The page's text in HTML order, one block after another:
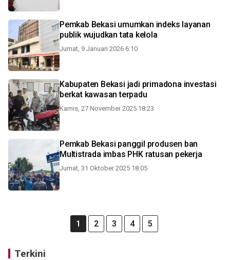
Pemkab Bekasi umumkan indeks layanan
publik wujudkan tata kelola
Jumat, 9 Januari 2026 6:10
Kabupaten Bekasi jadi primadona investasi
berkat kawasan terpadu
Kamis, 27 November 2025 18:23
Pemkab Bekasi panggil produsen ban
Multistrada imbas PHK ratusan pekerja
Jumat, 31 Oktober 2025 18:05
1 2 3 4 5
Terkini